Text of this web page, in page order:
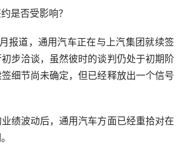
是否受影响？
报道，通用汽车正在与上汽集团就续签
步洽谈，虽然彼时的谈判仍处于初期阶
细节尚未确定，但已经释放出一个信号
绩波动后，通用汽车方面已经重拾对在